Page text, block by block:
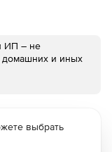
ИП – не
домашних и иных
выбрать